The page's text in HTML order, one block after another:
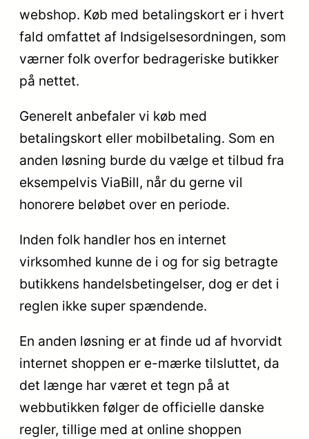
webshop. Køb med betalingskort er i hvert
fald omfattet af Indsigelsesordningen, som
værner folk overfor bedrageriske butikker
på nettet.
Generelt anbefaler vi køb med
betalingskort eller mobilbetaling. Som en
anden løsning burde du vælge et tilbud fra
eksempelvis ViaBill, når du gerne vil
honorere beløbet over en periode.
Inden folk handler hos en internet
virksomhed kunne de i og for sig betragte
butikkens handelsbetingelser, dog er det i
reglen ikke super spændende.
En anden løsning er at finde ud af hvorvidt
internet shoppen er e-mærke tilsluttet, da
det længe har været et tegn på at
webbutikken følger de officielle danske
regler, tillige med at online shoppen